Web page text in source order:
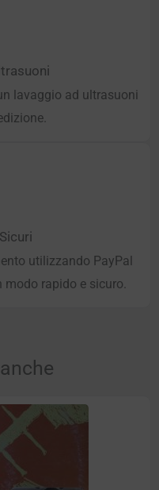
lavaggio ad ultrasuoni
utilizzando PayPal
modo rapido e sicuro.